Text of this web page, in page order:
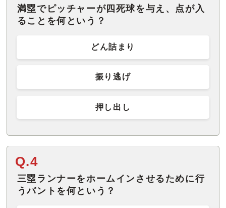
満塁でピッチャーが四死球を与え、点が入
ることを何という？
どん詰まり
振り逃げ
押し出し
Q.4
三塁ランナーをホームインさせるために行
うバントを何という？